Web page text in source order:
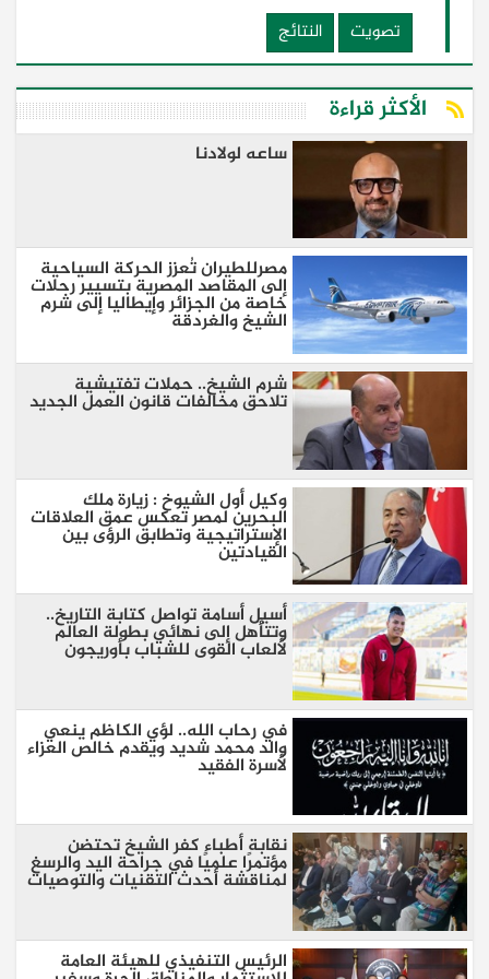
تصويت النتائج
الأكثر قراءة
ساعه لولادنا
مصرللطيران تُعزز الحركة السياحية
إلى المقاصد المصرية بتسيير رحلات
خاصة من الجزائر وإيطاليا إلى شرم
الشيخ والغردقة
شرم الشيخ.. حملات تفتيشية
تلاحق مخالفات قانون العمل الجديد
وكيل أول الشيوخ : زيارة ملك
البحرين لمصر تعكس عمق العلاقات
الإستراتيجية وتطابق الرؤى بين
القيادتين
أسيل أسامة تواصل كتابة التاريخ..
وتتأهل إلى نهائي بطولة العالم
لألعاب القوى للشباب بأوريجون
في رحاب الله.. لؤي الكاظم ينعي
والد محمد شديد ويقدم خالص العزاء
لأسرة الفقيد
نقابة أطباء كفر الشيخ تحتضن
مؤتمرًا علميًا في جراحة اليد والرسغ
لمناقشة أحدث التقنيات والتوصيات
الرئيس التنفيذي للهيئة العامة